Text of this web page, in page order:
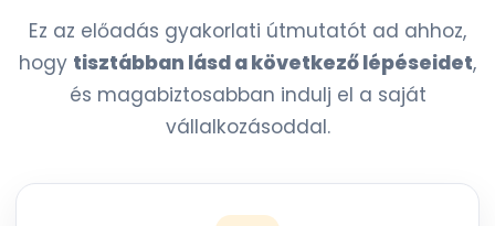
Ez az előadás gyakorlati útmutatót ad ahhoz,
hogy tisztábban lásd a következő lépéseidet,
és magabiztosabban indulj el a saját
vállalkozásoddal.